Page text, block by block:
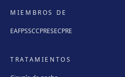
MIEMBROS DE
EAFPSSCCPRESECPRE
TRATAMIENTOS